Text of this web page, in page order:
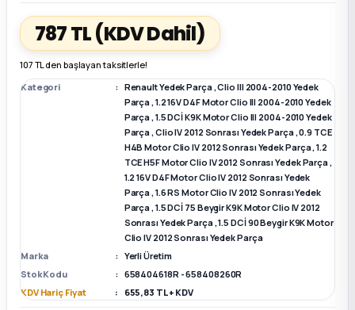
Megane E-TECH Yedek Parça
Parça787 TL(KDV Dahil)
107 TL den başlayan taksitlerle!
Kategori
Renault Yedek Parça,Clio III 2004-2010 Yedek
Parça,1.2 16V D4F Motor Clio III 2004-2010 Yedek
Parça,1.5 DCİ K9K Motor Clio III 2004-2010 Yedek
Parça,Clio IV 2012 Sonrası Yedek Parça,0.9 TCE
H4B Motor Clio IV 2012 Sonrası Yedek Parça,1.2
TCE H5F Motor Clio IV 2012 Sonrası Yedek Parça,
1.2 16V D4F Motor Clio IV 2012 Sonrası Yedek
Parça,1.6 RS Motor Clio IV 2012 Sonrası Yedek
Parça,1.5 DCİ 75 Beygir K9K Motor Clio IV 2012
Sonrası Yedek Parça,1.5 DCİ 90 Beygir K9K Motor
Clio IV 2012 Sonrası Yedek Parça
Marka
Yerli Üretim
Stok Kodu
658404618R - 658408260R
KDV Hariç Fiyat
655,83 TL + KDV